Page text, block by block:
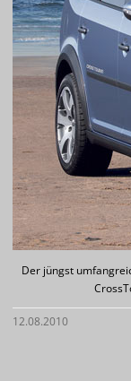
Der jüngst
12.08.2010